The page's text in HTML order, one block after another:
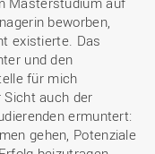
beworben,
existierte. Das
und den
für mich
auch der
ermuntert:
gehen, Potenziale